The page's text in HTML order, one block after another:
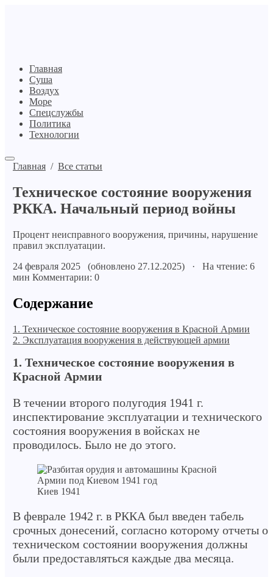
Главная
Суша
Воздух
Море
Спецслужбы
Политика
Технологии
Главная/ Все статьи
Техническое состояние вооружения
РККА. Начальный период войны
Процент неисправного вооружения, причины, нарушение
правил эксплуатации.
24 февраля 2025 (обновлено 27.12.2025) · На чтение: 6
мин Комментарии: 0
Cодержание
1. Техническое состояние вооружения в Красной Армии
2. Эксплуатация вооружения в действующей армии
1. Техническое состояние вооружения в
Красной Армии
В течении второго полугодия 1941 г.
инспектирование эксплуатации и технического
состояния вооружения в войсках не
проводилось. Было не до этого.
Киев 1941
В феврале 1942 г. в РККА был введен табель
срочных донесений, согласно которому отчеты о
техническом состоянии вооружения должны
были предоставляться каждые два месяца.